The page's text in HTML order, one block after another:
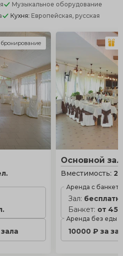
Музыкальное оборудование
Кухня: Европейская, русская
Основной зал
Вместимость:
Аренда с
Зал:
Банкет: от
Аренда без еды
10000 ₽ за